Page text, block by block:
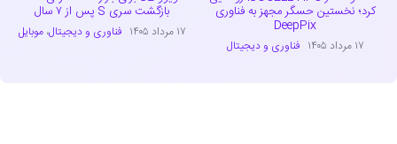
کرد؛ نخستین حسگر مجهز به فناوری
DeepPix
۱۷ مرداد ۱۴۰۵ فناوری و دیجیتال
بازگشت سری S پس از ۷ سال
۱۷ مرداد ۱۴۰۵ فناوری و دیجیتال،موبایل